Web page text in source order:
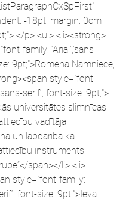
-18pt; margin: 0cm
</p> <ul> <li><strong>
family: ‘Arial’,’sans-
9pt;">Romēna Namniece,
style="font-
serif’; font-size: 9pt;">
universitātes slimnīcas
vadītāja
un labdarība kā
instruments
span></li> <li>
style="font-family:
font-size: 9pt;">Ieva